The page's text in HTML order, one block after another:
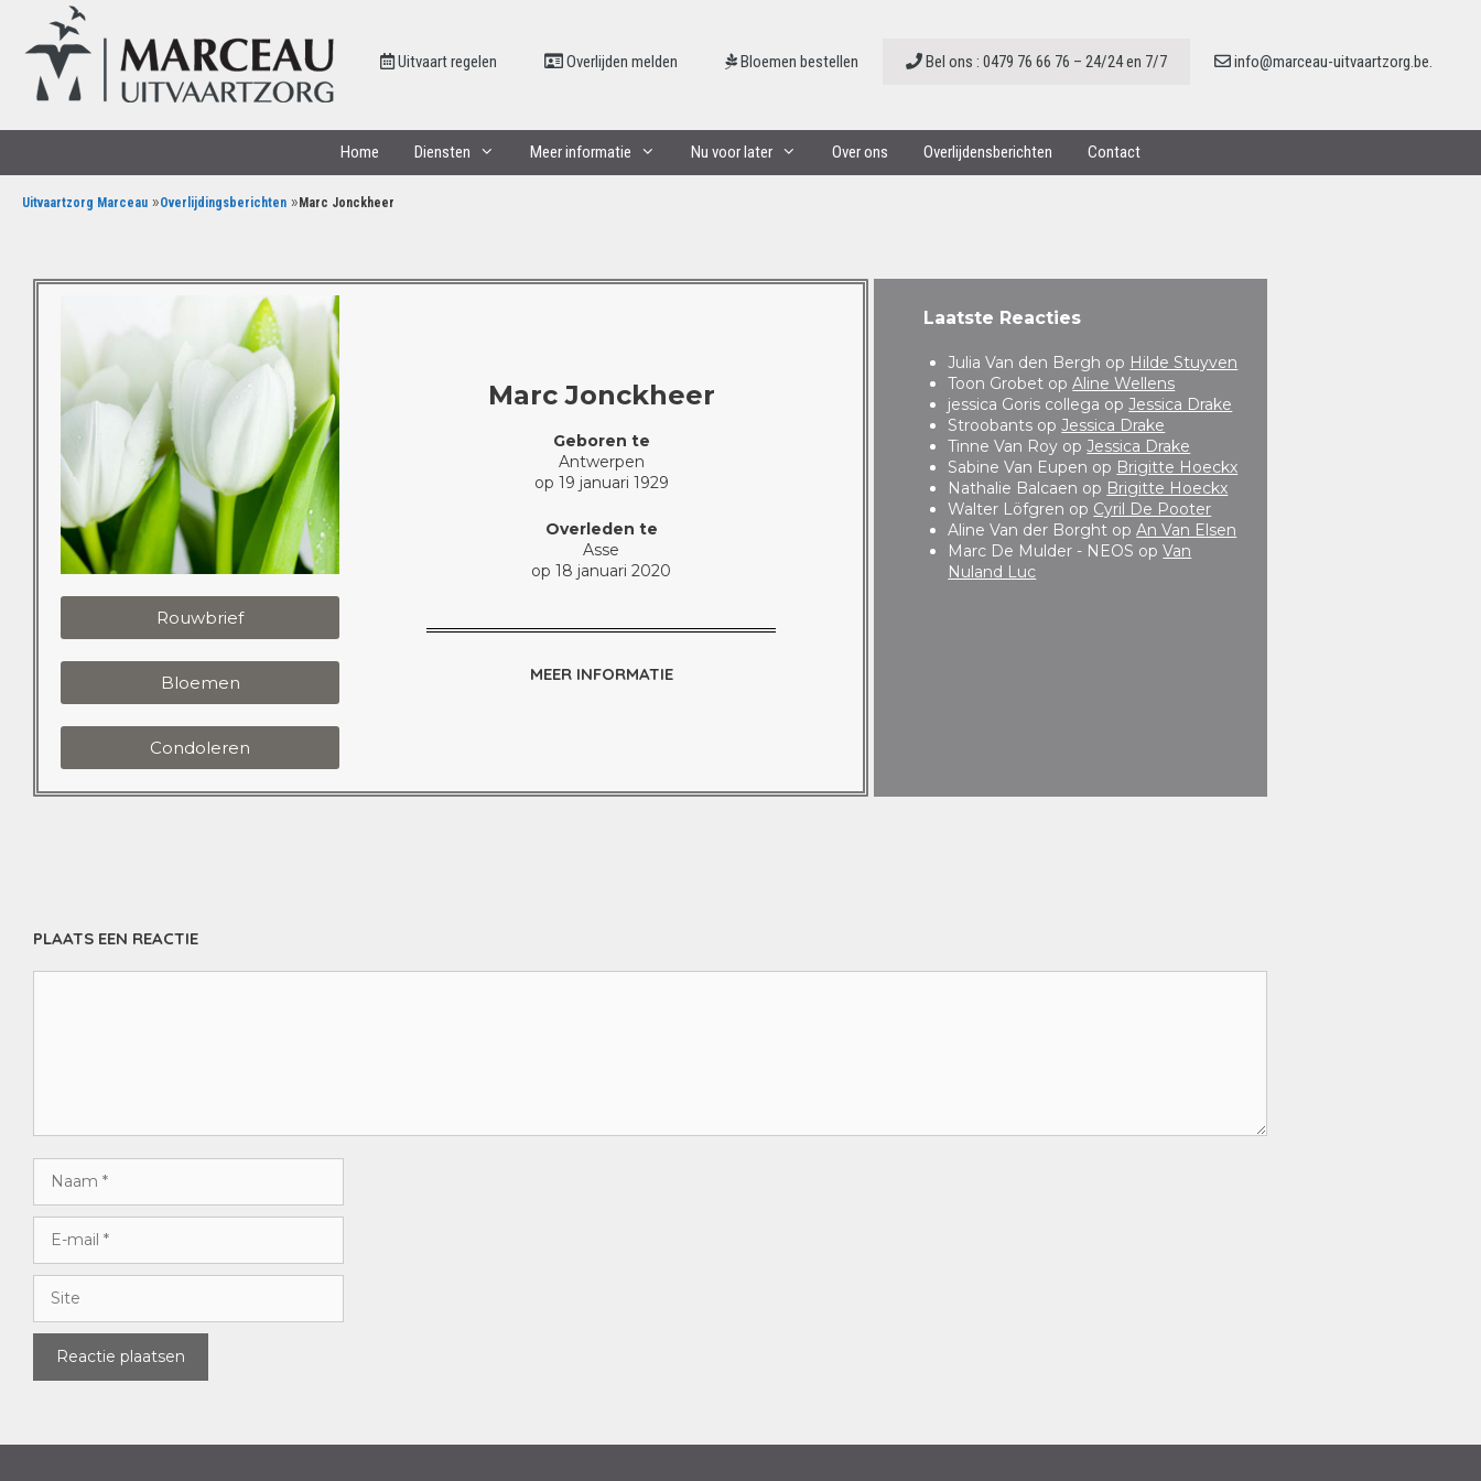
Uitvaart regelen Overlijden melden Bloemen bestellen Bel ons : 0479 76 66 76 – 24/24 en 7/7 info@marceau-uitvaartzorg.be.
Home Diensten Meer informatie Nu voor later Over ons Overlijdensberichten Contact
Uitvaartzorg Marceau »Overlijdingsberichten » Marc Jonckheer
Rouwbrief
Bloemen
Condoleren
Marc Jonckheer
Geboren te
Antwerpen
op 19 januari 1929
Overleden te
Asse
op 18 januari 2020
MEER INFORMATIE
Laatste Reacties
Julia Van den Bergh op Hilde Stuyven
Toon Grobet opAline Wellens
jessica Goris collega opJessica Drake
Stroobants opJessica Drake
Tinne Van Roy opJessica Drake
Sabine Van Eupen op Brigitte Hoeckx
Nathalie Balcaen op Brigitte Hoeckx
Walter Löfgren op Cyril De Pooter
Aline Van der Borght opAn Van Elsen
Marc De Mulder - NEOS opVan
Nuland Luc
PLAATS EEN REACTIE